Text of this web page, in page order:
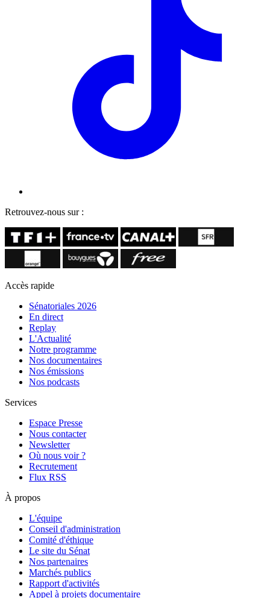
Retrouvez-nous sur :
Accès rapide
Sénatoriales 2026
En direct
Replay
L'Actualité
Notre programme
Nos documentaires
Nos émissions
Nos podcasts
Services
Espace Presse
Nous contacter
Newsletter
Où nous voir ?
Recrutement
Flux RSS
À propos
L'équipe
Conseil d'administration
Comité d'éthique
Le site du Sénat
Nos partenaires
Marchés publics
Rapport d'activités
Appel à projets documentaire